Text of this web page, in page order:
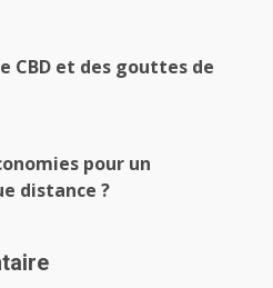
CBD et des gouttes de
pour un
distance ?